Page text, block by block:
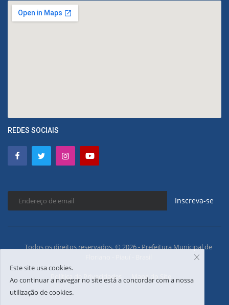
REDES SOCIAIS
Inscreva-se
Todos os direitos reservados. © 2026 - Prefeitura Municipal de
Política de Privacidades Mapa do Site
Este site usa cookies.
Ao continuar a navegar no site está a concordar com a nossa
utilização de cookies.